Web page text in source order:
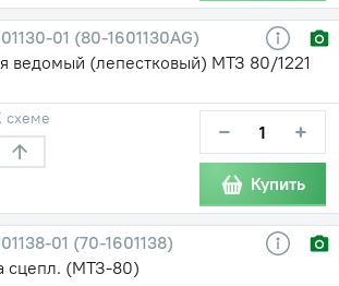
01 (80-1601130AG)
ведомый (лепестковый) МТЗ 80/1221
схеме − +
Купить
01 (70-1601138)
сцепл. (МТЗ-80)